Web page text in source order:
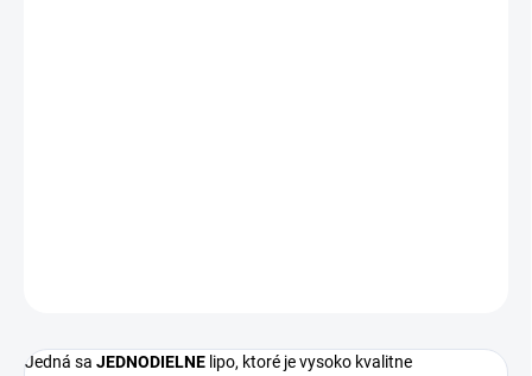
Jedná sa JEDNODIELNE lipo, ktoré je vysoko kvalitne